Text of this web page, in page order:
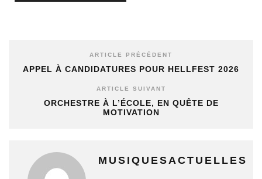
ARTICLE PRÉCÉDENT
APPEL À CANDIDATURES POUR HELLFEST 2026
ARTICLE SUIVANT
ORCHESTRE À L’ÉCOLE, EN QUÊTE DE
MOTIVATION
MUSIQUESACTUELLES